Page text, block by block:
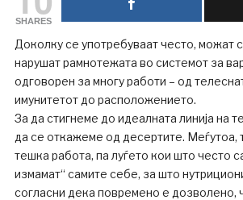
SHARES
Доколку се употребуваат често, можат
нарушат рамнотежата во системот за
одговорен за многу работи – од
имунитетот до расположението.
За да стигнеме до идеалната линија на
да се откажеме од десертите. Меѓутоа,
тешка работа, па луѓето кои што често
измамат“ самите себе, за што
согласни дека повремено е дозволено,